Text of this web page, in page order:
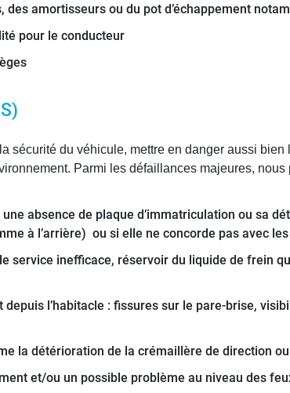
des amortisseurs ou du pot d’échappement
pour le conducteur
sécurité du véhicule, mettre en danger aussi
Parmi les défaillances majeures, nous
absence de plaque d’immatriculation ou sa
à l’arrière) ou si elle ne concorde pas avec
service inefficace, réservoir du liquide de frein
depuis l’habitacle : fissures sur le pare-brise,
la détérioration de la crémaillère de direction
et/ou un possible problème au niveau des